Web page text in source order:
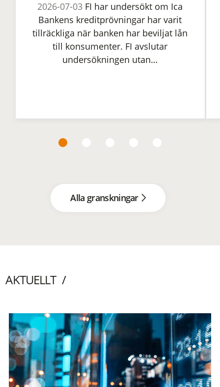
2026-07-03 FI har undersökt om Ica
Bankens kreditprövningar har varit
tillräckliga när banken har beviljat lån
till konsumenter. FI avslutar
undersökningen utan…
Alla granskningar
AKTUELLT